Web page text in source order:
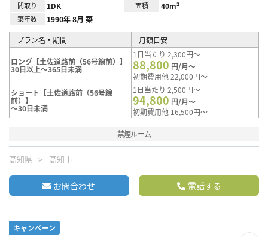
間取り 1DK 面積 40m²
築年数 1990年 8月 築
プラン名・期間 月額目安
ロング【土佐道路前（56号線前）】
30日以上～365日未満
1日当たり 2,300円～
88,800 円/月～
初期費用他 22,000円～
ショート【土佐道路前（56号線
前）】
～30日未満
1日当たり 2,500円～
94,800 円/月～
初期費用他 16,500円～
禁煙ルーム
高知県 高知市
お問合わせ 電話する
キャンペーン